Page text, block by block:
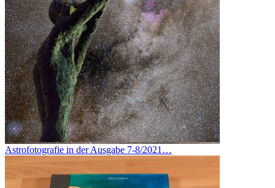
Astrofotografie in der Ausgabe 7-8/2021…